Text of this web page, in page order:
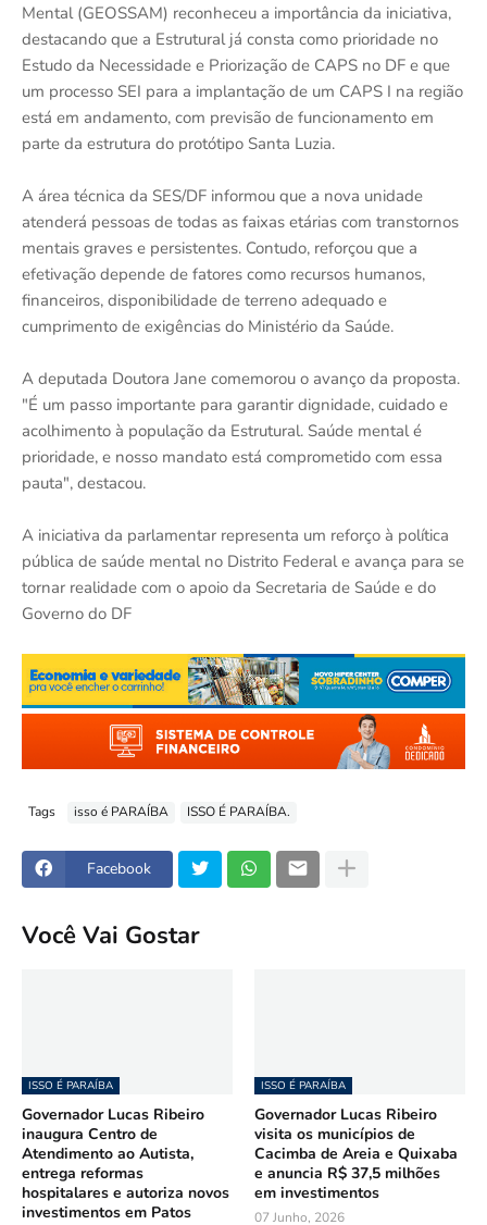
Mental (GEOSSAM) reconheceu a importância da iniciativa,
destacando que a Estrutural já consta como prioridade no
Estudo da Necessidade e Priorização de CAPS no DF e que
um processo SEI para a implantação de um CAPS I na região
está em andamento, com previsão de funcionamento em
parte da estrutura do protótipo Santa Luzia.
A área técnica da SES/DF informou que a nova unidade
atenderá pessoas de todas as faixas etárias com transtornos
mentais graves e persistentes. Contudo, reforçou que a
efetivação depende de fatores como recursos humanos,
financeiros, disponibilidade de terreno adequado e
cumprimento de exigências do Ministério da Saúde.
A deputada Doutora Jane comemorou o avanço da proposta.
"É um passo importante para garantir dignidade, cuidado e
acolhimento à população da Estrutural. Saúde mental é
prioridade, e nosso mandato está comprometido com essa
pauta", destacou.
A iniciativa da parlamentar representa um reforço à política
pública de saúde mental no Distrito Federal e avança para se
tornar realidade com o apoio da Secretaria de Saúde e do
Governo do DF
Tags isso é PARAÍBA ISSO É PARAÍBA.
Facebook
Você Vai Gostar
ISSO É PARAÍBA
Governador Lucas Ribeiro
inaugura Centro de
Atendimento ao Autista,
entrega reformas
hospitalares e autoriza novos
investimentos em Patos
ISSO É PARAÍBA
Governador Lucas Ribeiro
visita os municípios de
Cacimba de Areia e Quixaba
e anuncia R$ 37,5 milhões
em investimentos
07 Junho, 2026